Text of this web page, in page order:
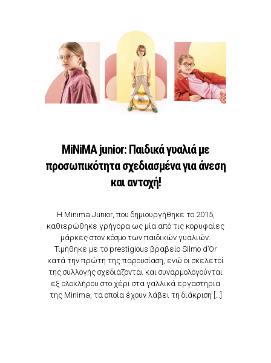
ΜiNiMA junior: Παιδικά γυαλιά με
προσωπικότητα σχεδιασμένα για άνεση
και αντοχή!
Η Minima Junior, που δημιουργήθηκε το 2015,
καθιερώθηκε γρήγορα ως μία από τις κορυφαίες
μάρκες στον κόσμο των παιδικών γυαλιών.
Τιμήθηκε με το prestigious βραβείο Silmo d’Or
κατά την πρώτη της παρουσίαση, ενώ οι σκελετοί
της συλλογής σχεδιάζονται και συναρμολογούνται
εξ ολοκλήρου στο χέρι στα γαλλικά εργαστήρια
της Minima, τα οποία έχουν λάβει τη διάκριση […]